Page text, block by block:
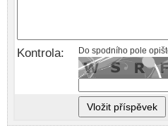
Kontrola: Do spodního pole